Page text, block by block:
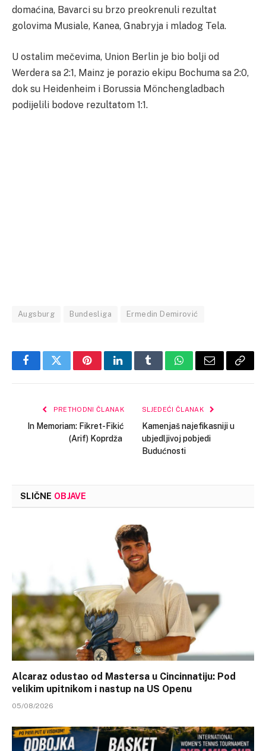
domaćina, Bavarci su brzo preokrenuli rezultat
golovima Musiale, Kanea, Gnabryja i mladog Tela.
U ostalim mečevima, Union Berlin je bio bolji od
Werdera sa 2:1, Mainz je porazio ekipu Bochuma sa 2:0,
dok su Heidenheim i Borussia Mönchengladbach
podijelili bodove rezultatom 1:1.
Augsburg Bundesliga Ermedin Demirović
FacebookTwitterPinterestLinkedInTumblrWhatsApp
Email Copy
PRETHODNI ČLANAK
In Memoriam: Fikret-Fikić
(Arif) Koprdža
SLJEDEĆI ČLANAK
Kamenjaš najefikasniji u
ubjedljivoj pobjedi
Budućnosti
SLIČNE OBJAVE
Alcaraz odustao od Mastersa u Cincinnatiju: Pod
velikim upitnikom i nastup na US Openu
05/08/2026